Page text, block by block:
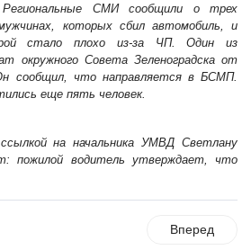
Региональные СМИ сообщили о трех
которых сбил автомобиль, и
стало плохо из-за ЧП. Один из
окружного Совета Зеленоградска от
сообщил, что направляется в БСМП.
еще пять человек.
на начальника УМВД Светлану
пожилой водитель утверждает, что
Вперед